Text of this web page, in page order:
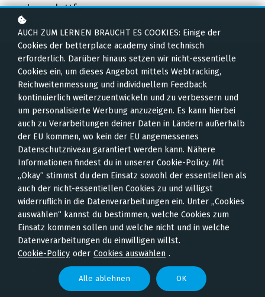
Lernplattform
betterplace academy
Über uns
Blog
Leichte Sprache
Fortbildungsangebot
Online-Kurse
Expert*innen
AUCH ZUM LERNEN BRAUCHT ES COOKIES: Einige der
Cookies der betterplace academy sind technisch
erforderlich. Darüber hinaus setzen wir nicht-essentielle
Cookies ein, um dieses Angebot mittels Webtracking,
Reichweitenmessung und individuellem Feedback
kontinuierlich weiterzuentwickeln und zu verbessern und
um personalisierte Werbung anzuzeigen. Es kann hierbei
auch zu Verarbeitungen deiner Daten in Ländern außerhalb
der EU kommen, wo kein der EU angemessenes
Datenschutzniveau garantiert werden kann. Nähere
Informationen findest du in unserer Cookie-Policy. Mit
„Okay” stimmst du dem Einsatz sowohl der essentiellen als
auch der nicht-essentiellen Cookies zu und willigst
widerruflich in die Datenverarbeitungen ein. Unter „Cookies
auswählen“ kannst du bestimmen, welche Cookies zum
Einsatz kommen sollen und welche nicht und in welche
Datenverarbeitungen du einwilligen willst.
Cookie-Policy oder Cookies auswählen .
Alle ablehnen OK